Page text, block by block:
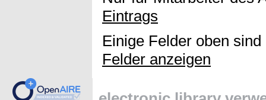
Eintrags
Einige Felder oben
Felder anzeigen